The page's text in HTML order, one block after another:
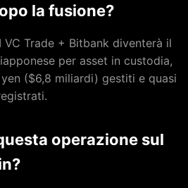
la fusione?
VC Trade + Bitbank diventerà il
per asset in custodia,
($6,8 miliardi) gestiti e quasi
operazione sul